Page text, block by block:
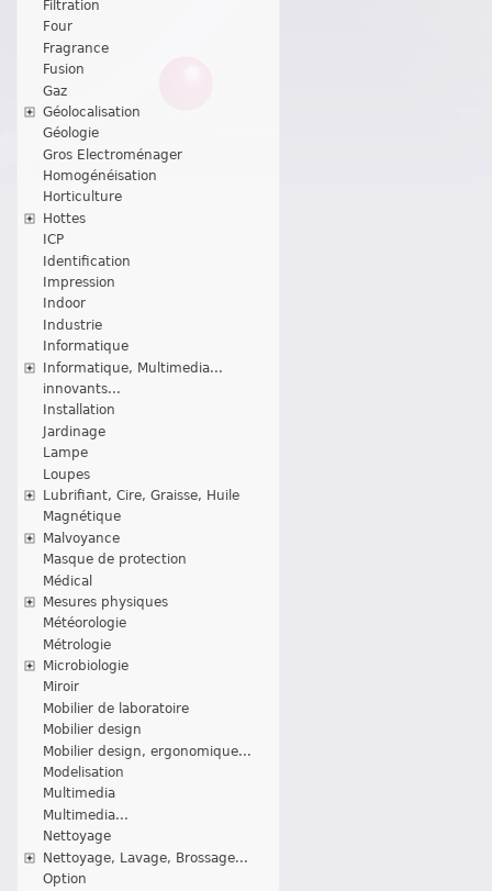
Filtration
Four
Fragrance
Fusion
Gaz
Géolocalisation
Géologie
Gros Electroménager
Homogénéisation
Horticulture
Hottes
ICP
Identification
Impression
Indoor
Industrie
Informatique
Informatique, Multimedia...
innovants...
Installation
Jardinage
Lampe
Loupes
Lubrifiant, Cire, Graisse, Huile
Magnétique
Malvoyance
Masque de protection
Médical
Mesures physiques
Météorologie
Métrologie
Microbiologie
Miroir
Mobilier de laboratoire
Mobilier design
Mobilier design, ergonomique...
Modelisation
Multimedia
Multimedia...
Nettoyage
Nettoyage, Lavage, Brossage...
Option